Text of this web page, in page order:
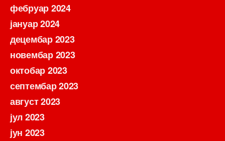
фебруар 2024
јануар 2024
децембар 2023
новембар 2023
октобар 2023
септембар 2023
август 2023
јул 2023
јун 2023